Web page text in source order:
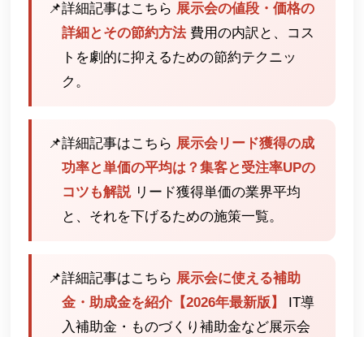
📌詳細記事はこちら 展示会の値段・価格の
詳細とその節約方法 費用の内訳と、コス
トを劇的に抑えるための節約テクニッ
ク。
📌詳細記事はこちら 展示会リード獲得の成
功率と単価の平均は？集客と受注率UPの
コツも解説 リード獲得単価の業界平均
と、それを下げるための施策一覧。
📌詳細記事はこちら 展示会に使える補助
金・助成金を紹介【2026年最新版】
IT導
入補助金・ものづくり補助金など展示会